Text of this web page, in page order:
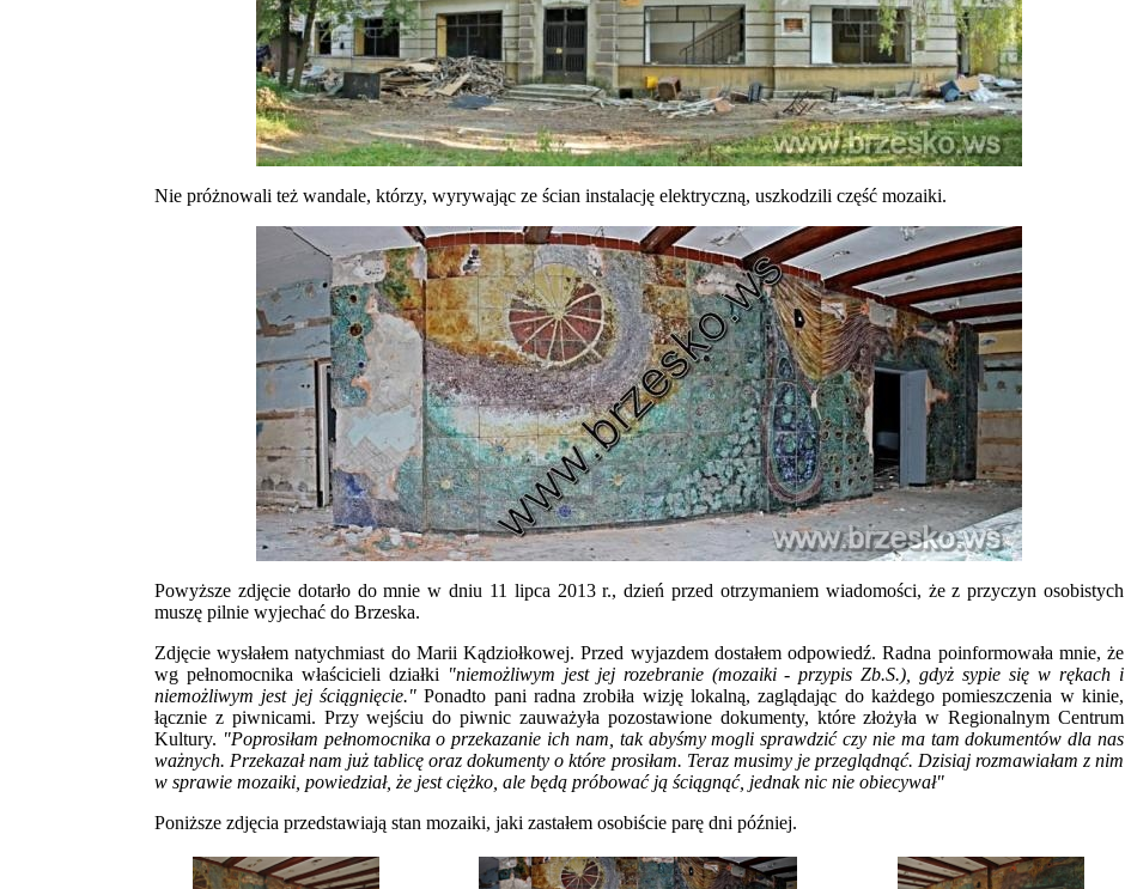
Nie próżnowali też wandale, którzy, wyrywając ze ścian instalację elektryczną, uszkodzili część mozaiki.
Powyższe zdjęcie dotarło do mnie w dniu 11 lipca 2013 r., dzień przed otrzymaniem wiadomości, że z przyczyn osobistych
muszę pilnie wyjechać do Brzeska.
Zdjęcie wysłałem natychmiast do Marii Kądziołkowej. Przed wyjazdem dostałem odpowiedź. Radna poinformowała mnie, że
wg pełnomocnika właścicieli działki "niemożliwym jest jej rozebranie (mozaiki - przypis Zb.S.), gdyż sypie się w rękach i
niemożliwym jest jej ściągnięcie." Ponadto pani radna zrobiła wizję lokalną, zaglądając do każdego pomieszczenia w kinie,
łącznie z piwnicami. Przy wejściu do piwnic zauważyła pozostawione dokumenty, którezłożyła w Regionalnym Centrum
Kultury. "Poprosiłam pełnomocnika o przekazanie ich nam, tak abyśmy mogli sprawdzić czy nie ma tam dokumentów dla nas
ważnych. Przekazał nam już tablicę oraz dokumenty o które prosiłam. Teraz musimy je przeglądnąć. Dzisiaj rozmawiałam z nim
w sprawie mozaiki, powiedział, że jest ciężko, ale będą próbować ją ściągnąć, jednak nic nie obiecywał"
Poniższe zdjęcia przedstawiają stan mozaiki, jaki zastałem osobiście parę dni później.